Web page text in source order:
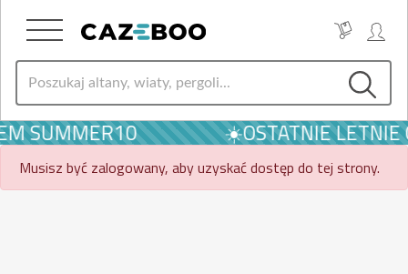
SUMMER10 ☀️OSTATNIE LETNIE
Musisz być zalogowany, aby uzyskać dostęp do tej strony.